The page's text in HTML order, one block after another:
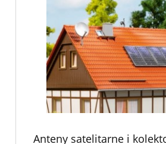
Anteny satelitarne i